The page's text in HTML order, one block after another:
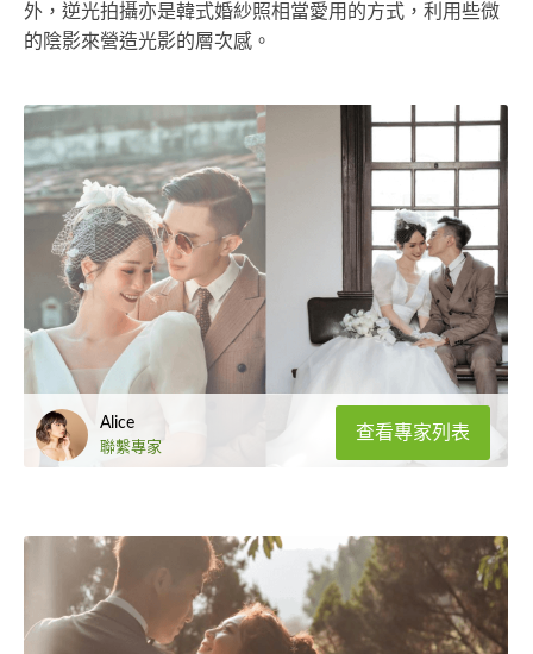
外，逆光拍攝亦是韓式婚紗照相當愛用的方式，利用些微
的陰影來營造光影的層次感。
Alice
聯繫專家
查看專家列表